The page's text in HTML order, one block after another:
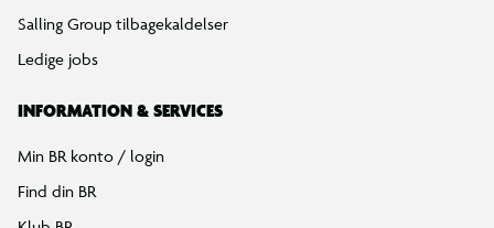
Salling Group tilbagekaldelser
Ledige jobs
INFORMATION & SERVICES
Min BR konto / login
Find din BR